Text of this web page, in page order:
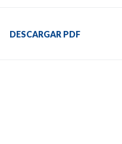
DESCARGAR PDF